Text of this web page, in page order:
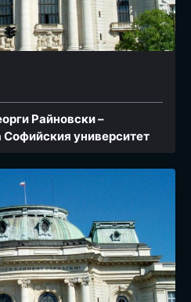
Райновски –
Софийския университет